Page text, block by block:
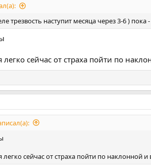
трезвость наступит месяца через 3-6 )
легко сейчас от страха пойти по
легко сейчас от страха пойти по наклонной